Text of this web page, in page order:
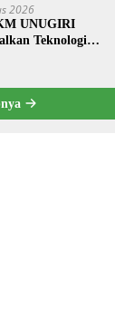
2026
UNUGIRI
Teknologi
Nelayan Tuban